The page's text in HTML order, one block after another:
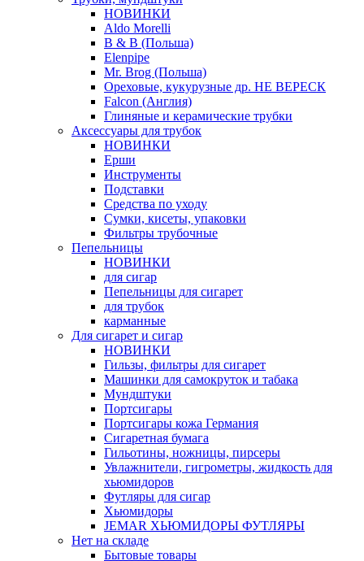
НОВИНКИ
Aldo Morelli
B & B (Польша)
Elenpipe
Mr. Brog (Польша)
Ореховые, кукурузные др. НЕ ВЕРЕСК
Falcon (Англия)
Глиняные и керамические трубки
Аксессуары для трубок
НОВИНКИ
Ерши
Инструменты
Подставки
Средства по уходу
Сумки, кисеты, упаковки
Фильтры трубочные
Пепельницы
НОВИНКИ
для сигар
Пепельницы для сигарет
для трубок
карманные
Для сигарет и сигар
НОВИНКИ
Гильзы, фильтры для сигарет
Машинки для самокруток и табака
Мундштуки
Портсигары
Портсигары кожа Германия
Сигаретная бумага
Гильотины, ножницы, пирсеры
Увлажнители, гигрометры, жидкость для
хьюмидоров
Футляры для сигар
Хьюмидоры
JEMAR ХЬЮМИДОРЫ ФУТЛЯРЫ
Нет на складе
Бытовые товары